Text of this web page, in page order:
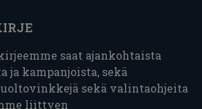
saat ajankohtaista
ja kampanjoista, sekä
sekä valintaohjeita
liittyen